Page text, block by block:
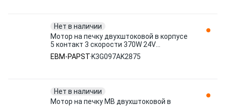
Нет в наличии
Мотор на печку двухштоковой в корпусе
5 контакт 3 скорости 370W 24V
(K3G097AK3443/K3G097AK3465)
K3G097AK2875 EBM-PAPST
EBM-PAPST K3G097AK2875
Нет в наличии
Мотор на печку МВ двухштоковой в